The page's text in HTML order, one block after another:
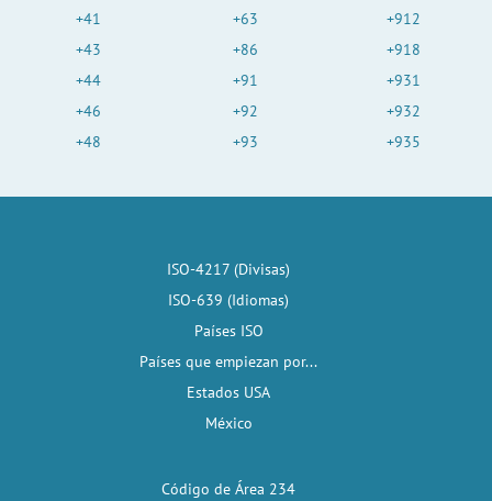
+41
+43
+44
+46
+48
+63
+86
+91
+92
+93
+912
+918
+931
+932
+935
ISO-4217 (Divisas)
ISO-639 (Idiomas)
Países ISO
Países que empiezan por...
Estados USA
México
Código de Área 234